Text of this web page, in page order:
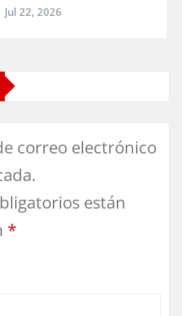
Jul 22, 2026
correo electrónico
están
*